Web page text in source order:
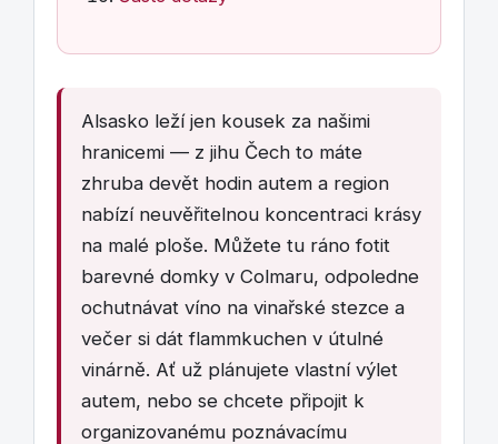
Alsasko leží jen kousek za našimi
hranicemi — z jihu Čech to máte
zhruba devět hodin autem a region
nabízí neuvěřitelnou koncentraci krásy
na malé ploše. Můžete tu ráno fotit
barevné domky v Colmaru, odpoledne
ochutnávat víno na vinařské stezce a
večer si dát flammkuchen v útulné
vinárně. Ať už plánujete vlastní výlet
autem, nebo se chcete připojit k
organizovanému poznávacímu